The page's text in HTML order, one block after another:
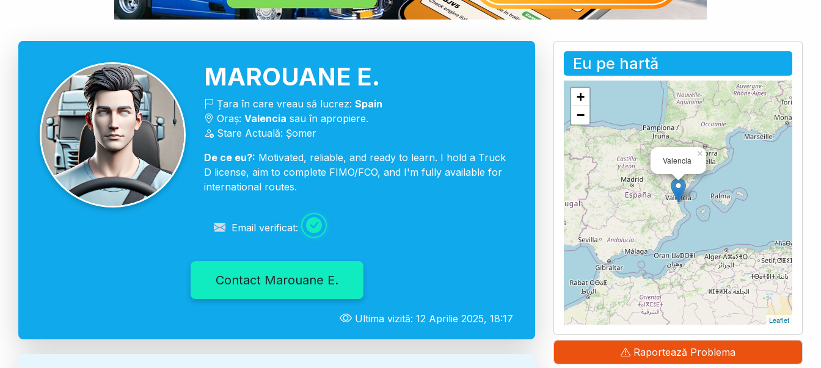
MAROUANE E.
Țara în care vreau să lucrez: Spain
Oraș: Valencia sau în apropiere.
Stare Actuală: Șomer
De ce eu?: Motivated, reliable, and ready to learn. I hold a Truck
D license, aim to complete FIMO/FCO, and I'm fully available for
international routes.
Email verificat:
Contact Marouane E.
Ultima vizită: 12 Aprilie 2025, 18:17
Eu pe hartă
Valencia
×
+
−
Leaflet
Raportează Problema